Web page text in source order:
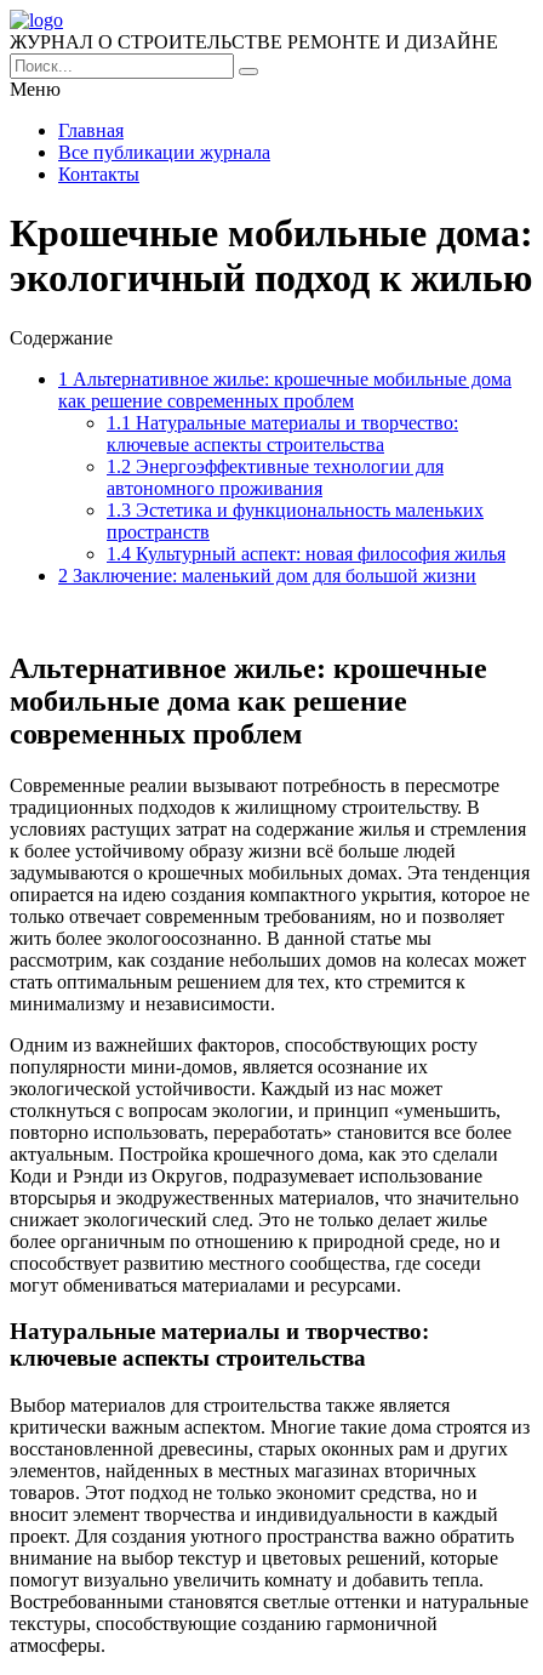
ЖУРНАЛ О СТРОИТЕЛЬСТВЕ РЕМОНТЕ И ДИЗАЙНЕ
Меню
Главная
Все публикации журнала
Контакты
Крошечные мобильные дома:
экологичный подход к жилью
Содержание
1 Альтернативное жилье: крошечные мобильные дома
как решение современных проблем
1.1 Натуральные материалы и творчество:
ключевые аспекты строительства
1.2 Энергоэффективные технологии для
автономного проживания
1.3 Эстетика и функциональность маленьких
пространств
1.4 Культурный аспект: новая философия жилья
2 Заключение: маленький дом для большой жизни
Альтернативное жилье: крошечные
мобильные дома как решение
современных проблем
Современные реалии вызывают потребность в пересмотре
традиционных подходов к жилищному строительству. В
условиях растущих затрат на содержание жилья и стремления
к более устойчивому образу жизни всё больше людей
задумываются о крошечных мобильных домах. Эта тенденция
опирается на идею создания компактного укрытия, которое не
только отвечает современным требованиям, но и позволяет
жить более экологоосознанно. В данной статье мы
рассмотрим, как создание небольших домов на колесах может
стать оптимальным решением для тех, кто стремится к
минимализму и независимости.
Одним из важнейших факторов, способствующих росту
популярности мини-домов, является осознание их
экологической устойчивости. Каждый из нас может
столкнуться с вопросам экологии, и принцип «уменьшить,
повторно использовать, переработать» становится все более
актуальным. Постройка крошечного дома, как это сделали
Коди и Рэнди из Округов, подразумевает использование
вторсырья и экодружественных материалов, что значительно
снижает экологический след. Это не только делает жилье
более органичным по отношению к природной среде, но и
способствует развитию местного сообщества, где соседи
могут обмениваться материалами и ресурсами.
Натуральные материалы и творчество:
ключевые аспекты строительства
Выбор материалов для строительства также является
критически важным аспектом. Многие такие дома строятся из
восстановленной древесины, старых оконных рам и других
элементов, найденных в местных магазинах вторичных
товаров. Этот подход не только экономит средства, но и
вносит элемент творчества и индивидуальности в каждый
проект. Для создания уютного пространства важно обратить
внимание на выбор текстур и цветовых решений, которые
помогут визуально увеличить комнату и добавить тепла.
Востребованными становятся светлые оттенки и натуральные
текстуры, способствующие созданию гармоничной
атмосферы.